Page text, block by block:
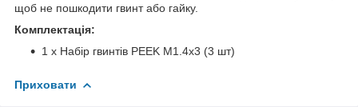
щоб не пошкодити гвинт або гайку.
Комплектація:
1 x Набір гвинтів PEEK M1.4х3 (3 шт)
Приховати